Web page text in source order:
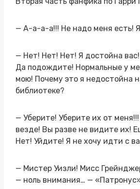
— А-а-а-а!!! Не надо меня есть!
— Нет! Нет! Нет! Я достойна
Да подождите! Нормальные у
мою! Почему это я недостойна
библиотеке?
— Уберите! Уберите их от
везде! Вы разве не видите их!
Нет! Уйдите! Я не хочу идти с
— Мистер Уизли! Мисс
— ноль внимания… —